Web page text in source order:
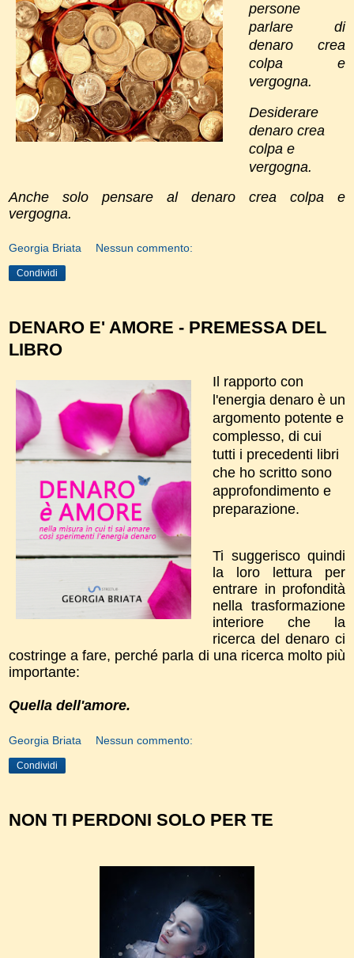
persone
parlare di
denaro crea
colpa e
vergogna.
Desiderare
denaro crea
colpa e
vergogna.
Anche solo pensare al denaro crea colpa e
vergogna.
Georgia Briata Nessun commento:
Condividi
DENARO E' AMORE - PREMESSA DEL
LIBRO
Il rapporto con
l'energia denaro è un
argomento potente e
complesso, di cui
tutti i precedenti libri
che ho scritto sono
approfondimento e
preparazione.
Ti suggerisco quindi
la loro lettura per
entrare in profondità
nella trasformazione
interiore che la
ricerca del denaro ci
costringe a fare, perché parla di una ricerca molto più
importante:
Quella dell'amore.
Georgia Briata Nessun commento:
Condividi
NON TI PERDONI SOLO PER TE